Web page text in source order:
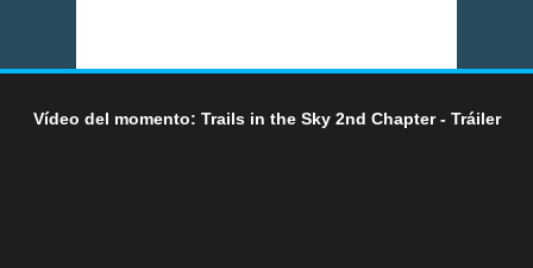
Vídeo del momento: Trails in the Sky 2nd Chapter - Tráiler